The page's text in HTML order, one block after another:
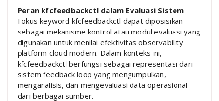
Peran kfcfeedbackctl dalam Evaluasi Sistem
Fokus keyword kfcfeedbackctl dapat diposisikan
sebagai mekanisme kontrol atau modul evaluasi yang
digunakan untuk menilai efektivitas observability
platform cloud modern. Dalam konteks ini,
kfcfeedbackctl berfungsi sebagai representasi dari
sistem feedback loop yang mengumpulkan,
menganalisis, dan mengevaluasi data operasional
dari berbagai sumber.